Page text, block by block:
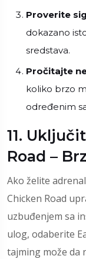
Proverite
dokazano
sredstava.
Pročitajte
koliko brzo
određenim
11.
Road –
Ako želite
Chicken Road
uzbuđenjem sa
ulog, odaberite
tajming može da